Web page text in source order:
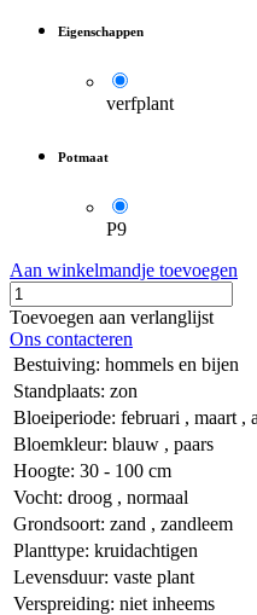
Eigenschappen
verfplant
Potmaat
P9
Aan winkelmandje toevoegen
Toevoegen aan verlanglijst
Ons contacteren
Bestuiving: hommels en bijen
Standplaats: zon
Bloeiperiode: februari , maart ,
Bloemkleur: blauw , paars
Hoogte: 30 - 100 cm
Vocht: droog , normaal
Grondsoort: zand , zandleem
Planttype: kruidachtigen
Levensduur: vaste plant
Verspreiding: niet inheems